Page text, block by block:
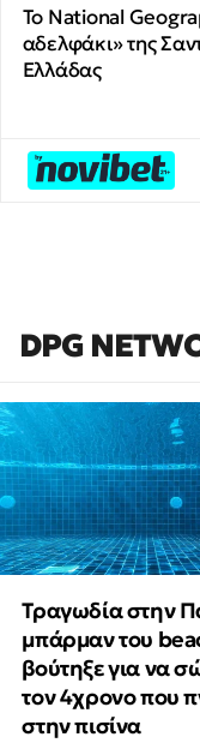
Το National
αδελφάκι» της
Ελλάδας
DPG
Τραγωδία στην
μπάρμαν του
βούτηξε για να
τον 4χρονο που
στην πισίνα